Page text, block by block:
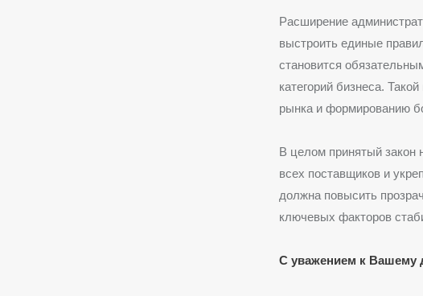
Расширение
выстроить единые
становится
категорий бизнеса.
рынка и формированию
В целом принятый закон
всех поставщиков и
должна повысить
ключевых факторов
С уважением к Вашему